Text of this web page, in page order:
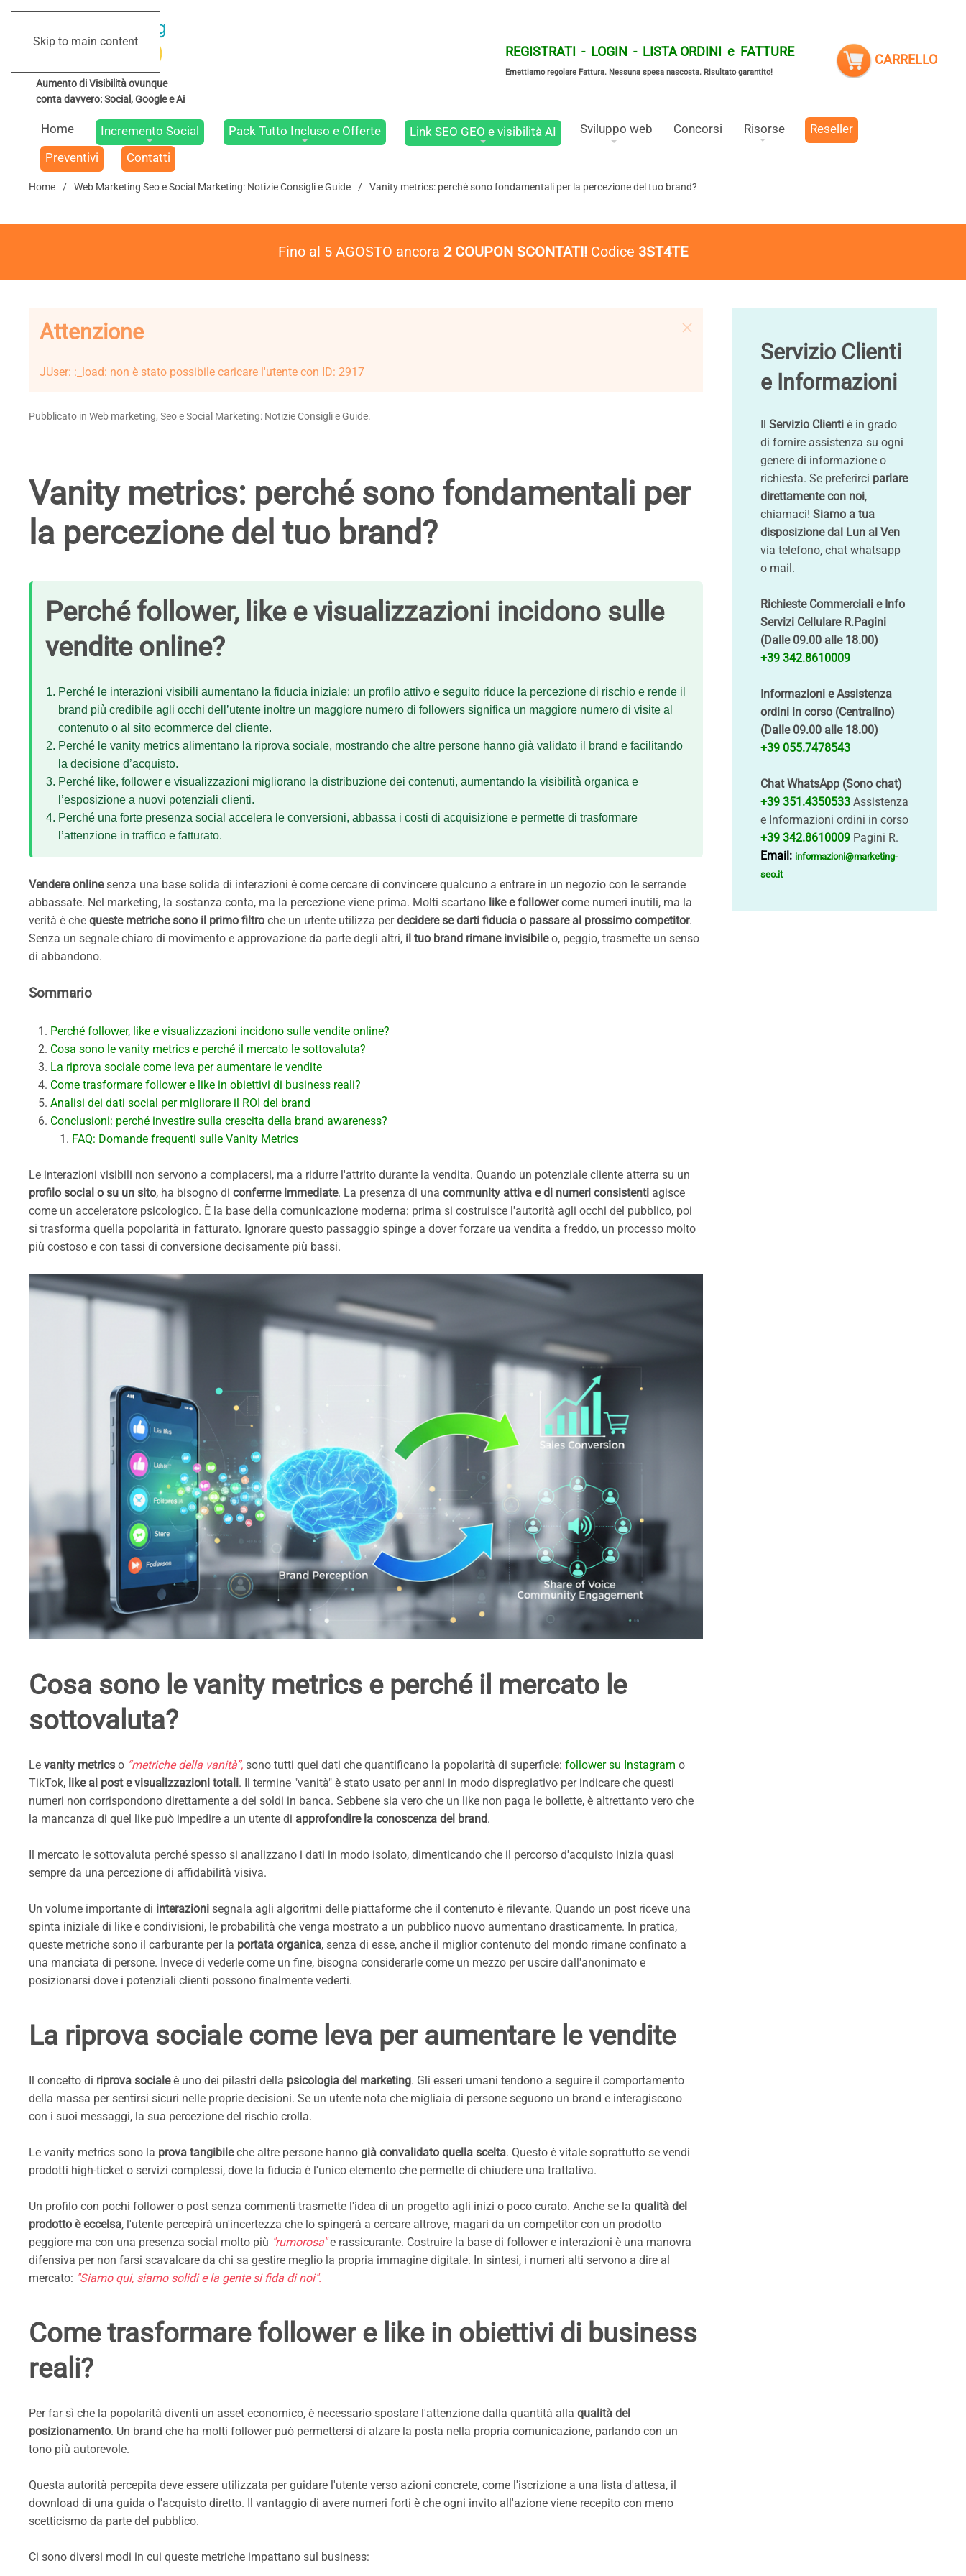
Skip to main content
REGISTRATI - LOGIN - LISTA ORDINI e FATTURE
Emettiamo regolare Fattura. Nessuna spesa nascosta. Risultato garantito!
CARRELLO
Home Incremento Social Pack Tutto Incluso e Offerte Link SEO GEO e visibilità AI Sviluppo web Concorsi Risorse
Reseller
Preventivi
Contatti
Home Web Marketing Seo e Social Marketing: Notizie Consigli e Guide Vanity metrics: perché sono fondamentali per la percezione del tuo brand?
Fino al 5 AGOSTO ancora 2 COUPON SCONTATI! Codice 3ST4TE
Attenzione
JUser: :_load: non è stato possibile caricare l'utente con ID: 2917
Pubblicato in Web marketing, Seo e Social Marketing: Notizie Consigli e Guide.
Vanity metrics: perché sono fondamentali per
la percezione del tuo brand?
Perché follower, like e visualizzazioni incidono sulle
vendite online?
Perché le interazioni visibili aumentano la fiducia iniziale: un profilo attivo e seguito riduce la percezione di rischio e rende il
brand più credibile agli occhi dell’utente inoltre un maggiore numero di followers significa un maggiore numero di visite al
contenuto o al sito ecommerce del cliente.
Perché le vanity metrics alimentano la riprova sociale, mostrando che altre persone hanno già validato il brand e facilitando
la decisione d’acquisto.
Perché like, follower e visualizzazioni migliorano la distribuzione dei contenuti, aumentando la visibilità organica e
l’esposizione a nuovi potenziali clienti.
Perché una forte presenza social accelera le conversioni, abbassa i costi di acquisizione e permette di trasformare
l’attenzione in traffico e fatturato.
Vendere onlinesenza una base solida di interazioni è come cercare di convincere qualcuno a entrare in un negozio con le serrande
abbassate. Nel marketing, la sostanza conta, ma la percezione viene prima. Molti scartano like e followercome numeri inutili, ma la
verità è che queste metriche sono il primo filtro che un utente utilizza perdecidere se darti fiducia o passare al prossimo competitor.
Senza un segnale chiaro di movimento e approvazione da parte degli altri, il tuo brand rimane invisibileo, peggio, trasmette un senso
di abbandono.
Sommario
Perché follower, like e visualizzazioni incidono sulle vendite online?
Cosa sono le vanity metrics e perché il mercato le sottovaluta?
La riprova sociale come leva per aumentare le vendite
Come trasformare follower e like in obiettivi di business reali?
Analisi dei dati social per migliorare il ROI del brand
Conclusioni: perché investire sulla crescita della brand awareness?
FAQ: Domande frequenti sulle Vanity Metrics
Le interazioni visibili non servono a compiacersi, ma a ridurre l'attrito durante la vendita. Quando un potenziale cliente atterra su un
profilo social o su un sito, ha bisogno di conferme immediate. La presenza di una community attiva e di numeri consistenti agisce
come un acceleratore psicologico. È la base della comunicazione moderna: prima si costruisce l'autorità agli occhi del pubblico, poi
si trasforma quella popolarità in fatturato. Ignorare questo passaggio spinge a dover forzare ua vendita a freddo, un processo molto
più costoso e con tassi di conversione decisamente più bassi.
Cosa sono le vanity metrics e perché il mercato le
sottovaluta?
Le vanity metrics o “metriche della vanità”, sono tutti quei dati che quantificano la popolarità di superficie: follower su Instagram o
TikTok, like ai post e visualizzazioni totali. Il termine "vanità" è stato usato per anni in modo dispregiativo per indicare che questi
numeri non corrispondono direttamente a dei soldi in banca. Sebbene sia vero che un like non paga le bollette, è altrettanto vero che
la mancanza di quel like può impedire a un utente di approfondire la conoscenza del brand.
Il mercato le sottovaluta perché spesso si analizzano i dati in modo isolato, dimenticando che il percorso d'acquisto inizia quasi
sempre da una percezione di affidabilità visiva.
Un volume importante di interazioni segnala agli algoritmi delle piattaforme che il contenuto è rilevante. Quando un post riceve una
spinta iniziale di like e condivisioni, le probabilità che venga mostrato a un pubblico nuovo aumentano drasticamente. In pratica,
queste metriche sono il carburante per la portata organica, senza di esse, anche il miglior contenuto del mondo rimane confinato a
una manciata di persone. Invece di vederle come un fine, bisogna considerarle come un mezzo per uscire dall'anonimato e
posizionarsi dove i potenziali clienti possono finalmente vederti.
La riprova sociale come leva per aumentare le vendite
Il concetto di riprova socialeè uno dei pilastri della psicologia del marketing. Gli esseri umani tendono a seguire il comportamento
della massa per sentirsi sicuri nelle proprie decisioni. Se un utente nota che migliaia di persone seguono un brand e interagiscono
con i suoi messaggi, la sua percezione del rischio crolla.
Le vanity metrics sono la prova tangibileche altre persone hanno già convalidato quella scelta. Questo è vitale soprattutto se vendi
prodotti high-ticket o servizi complessi, dove la fiducia è l'unico elemento che permette di chiudere una trattativa.
Un profilo con pochi follower o post senza commenti trasmette l'idea di un progetto agli inizi o poco curato. Anche se la qualità del
prodotto è eccelsa, l'utente percepirà un'incertezza che lo spingerà a cercare altrove, magari da un competitor con un prodotto
peggiore ma con una presenza social molto più "rumorosa"e rassicurante. Costruire la base di follower e interazioni è una manovra
difensiva per non farsi scavalcare da chi sa gestire meglio la propria immagine digitale. In sintesi, i numeri alti servono a dire al
mercato: "Siamo qui, siamo solidi e la gente si fida di noi".
Come trasformare follower e like in obiettivi di business
reali?
Per far sì che la popolarità diventi un asset economico, è necessario spostare l'attenzione dalla quantità alla qualità del
posizionamento. Un brand che ha molti follower può permettersi di alzare la posta nella propria comunicazione, parlando con un
tono più autorevole.
Questa autorità percepita deve essere utilizzata per guidare l'utente verso azioni concrete, come l'iscrizione a una lista d'attesa, il
download di una guida o l'acquisto diretto. Il vantaggio di avere numeri forti è che ogni invito all'azione viene recepito con meno
scetticismo da parte del pubblico.
Ci sono diversi modi in cui queste metriche impattano sul business:
Servizio Clienti
e Informazioni
Il Servizio Clienti è in grado
di fornire assistenza su ogni
genere di informazione o
richiesta. Se preferirci parlare
direttamente con noi,
chiamaci! Siamo a tua
disposizione dal Lun al Ven
via telefono, chat whatsapp
o mail.
Richieste Commerciali e Info
Servizi Cellulare R.Pagini
(Dalle 09.00 alle 18.00)
+39 342.8610009
Informazioni e Assistenza
ordini in corso (Centralino)
(Dalle 09.00 alle 18.00)
+39 055.7478543
Chat WhatsApp (Sono chat)
+39 351.4350533 Assistenza
e Informazioni ordini in corso
+39 342.8610009 Pagini R.
Email: informazioni@marketing-
seo.it